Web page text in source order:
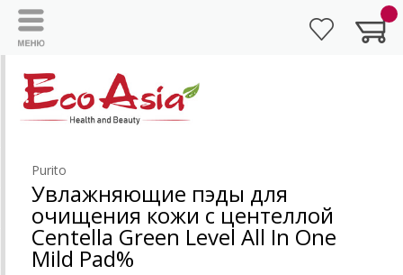
Purito
Увлажняющие пэды для
очищения кожи с центеллой
Centella Green Level All In One
Mild Pad%